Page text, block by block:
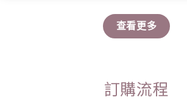
查看更多
訂購流程